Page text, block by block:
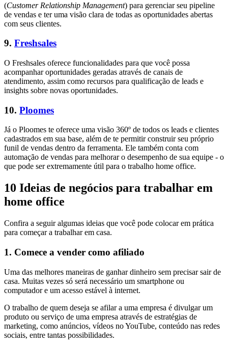
(Customer Relationship Management) para gerenciar seu pipeline
de vendas e ter uma visão clara de todas as oportunidades abertas
com seus clientes.
9. Freshsales
O Freshsales oferece funcionalidades para que você possa
acompanhar oportunidades geradas através de canais de
atendimento, assim como recursos para qualificação de leads e
insights sobre novas oportunidades.
10. Ploomes
Já o Ploomes te oferece uma visão 360º de todos os leads e clientes
cadastrados em sua base, além de te permitir construir seu próprio
funil de vendas dentro da ferramenta. Ele também conta com
automação de vendas para melhorar o desempenho de sua equipe - o
que pode ser extremamente útil para o trabalho home office.
10 Ideias de negócios para trabalhar em
home office
Confira a seguir algumas ideias que você pode colocar em prática
para começar a trabalhar em casa.
1. Comece a vender como afiliado
Uma das melhores maneiras de ganhar dinheiro sem precisar sair de
casa. Muitas vezes só será necessário um smartphone ou
computador e um acesso estável à internet.
O trabalho de quem deseja se afilar a uma empresa é divulgar um
produto ou serviço de uma empresa através de estratégias de
marketing, como anúncios, vídeos no YouTube, conteúdo nas redes
sociais, entre tantas possibilidades.